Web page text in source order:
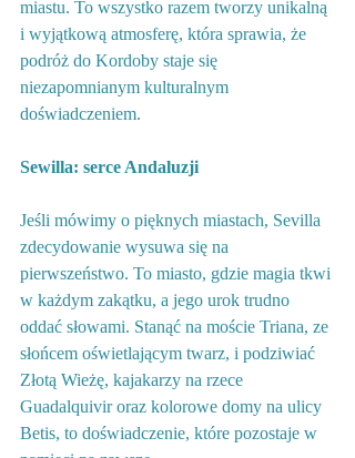
miastu. To wszystko razem tworzy unikalną
i wyjątkową atmosferę, która sprawia, że
podróż do Kordoby staje się
niezapomnianym kulturalnym
doświadczeniem.
Sewilla: serce Andaluzji
Jeśli mówimy o pięknych miastach, Sevilla
zdecydowanie wysuwa się na
pierwszeństwo. To miasto, gdzie magia tkwi
w każdym zakątku, a jego urok trudno
oddać słowami. Stanąć na moście Triana, ze
słońcem oświetlającym twarz, i podziwiać
Złotą Wieżę, kajakarzy na rzece
Guadalquivir oraz kolorowe domy na ulicy
Betis, to doświadczenie, które pozostaje w